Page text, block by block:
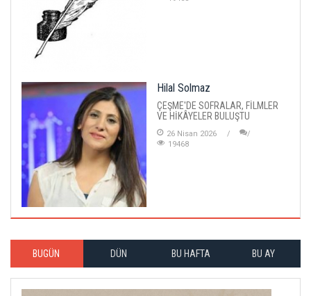
Hilal Solmaz
ÇEŞME'DE SOFRALAR, FİLMLER
VE HİKÂYELER BULUŞTU
26 Nisan 2026
19468
BUGÜN DÜN BU HAFTA BU AY